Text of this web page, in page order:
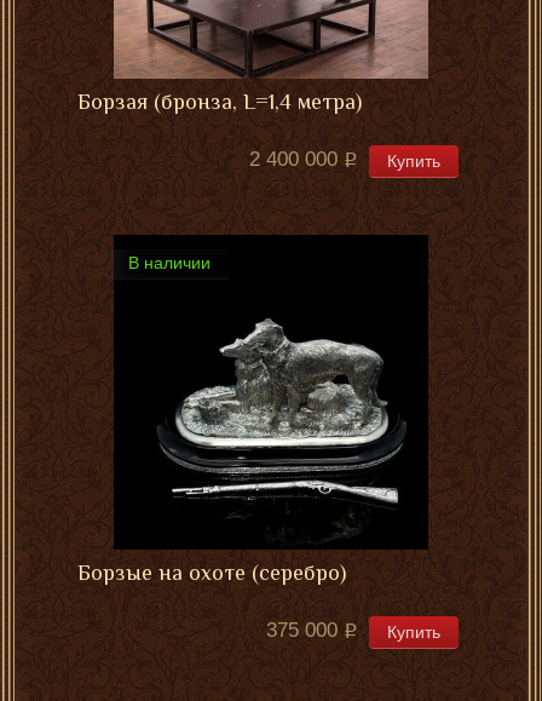
Борзая (бронза, L=1,4 метра)
2 400 000 Купить
В наличии
Борзые на охоте (серебро)
375 000 Купить